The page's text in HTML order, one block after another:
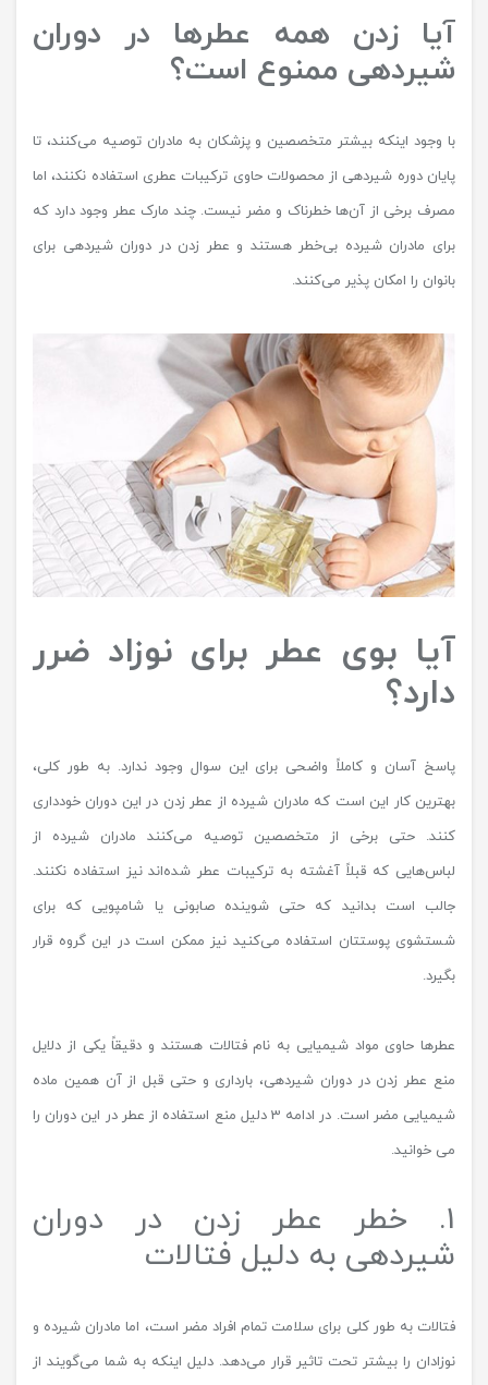
آیا زدن همه عطرها در دوران
شیردهی ممنوع است؟
با وجود اینکه بیشتر متخصصین و پزشکان به مادران توصیه می‌کنند، تا
پایان دوره شیردهی از محصولات حاوی ترکیبات عطری استفاده نکنند، اما
مصرف برخی از آن‌ها خطرناک و مضر نیست. چند مارک عطر وجود دارد که
برای مادران شیرده بی‌خطر هستند و عطر زدن در دوران شیردهی برای
بانوان را امکان پذیر می‌کنند.
آیا بوی عطر برای نوزاد ضرر
دارد؟
پاسخ آسان و کاملاً واضحی برای این سوال وجود ندارد. به طور کلی،
بهترین کار این است که مادران شیرده از عطر زدن در این دوران خودداری
کنند. حتی برخی از متخصصین توصیه می‌کنند مادران شیرده از
لباس‌هایی که قبلاً آغشته به ترکیبات عطر شده‌اند نیز استفاده نکنند.
جالب است بدانید که حتی شوینده‌ صابونی یا شامپویی که برای
شستشوی پوستتان استفاده می‌کنید نیز ممکن است در این گروه قرار
بگیرد.
عطرها حاوی مواد شیمیایی به نام فتالات هستند و دقیقاً یکی از دلایل
منع عطر زدن در دوران شیردهی، بارداری و حتی قبل از آن همین ماده
شیمیایی مضر است. در ادامه 3 دلیل منع استفاده از عطر در این دوران را
می خوانید.
1. خطر عطر زدن در دوران
شیردهی به دلیل فتالات
فتالات به طور کلی برای سلامت تمام افراد مضر است، اما مادران شیرده و
نوزادان را بیشتر تحت تاثیر قرار می‌دهد. دلیل اینکه به شما می‌گویند از